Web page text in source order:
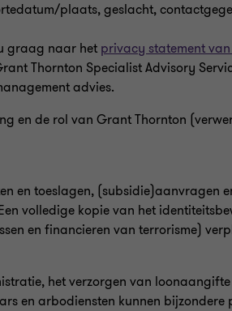
plaats, geslacht,
graag naar het privacy statement
Thornton Specialist Advisory
advies.
en de rol van Grant Thornton
en toeslagen, (subsidie)aanvragen
volledige kopie van het
en financieren van terrorisme)
het verzorgen van
en arbodiensten kunnen